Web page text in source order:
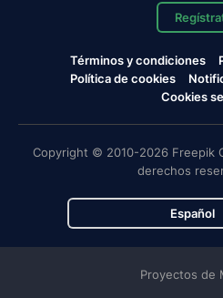
Términos y condiciones
Política de cookies
Cookies
Copyright © 2010-2026 Freepik
derechos
Español
Proyectos de